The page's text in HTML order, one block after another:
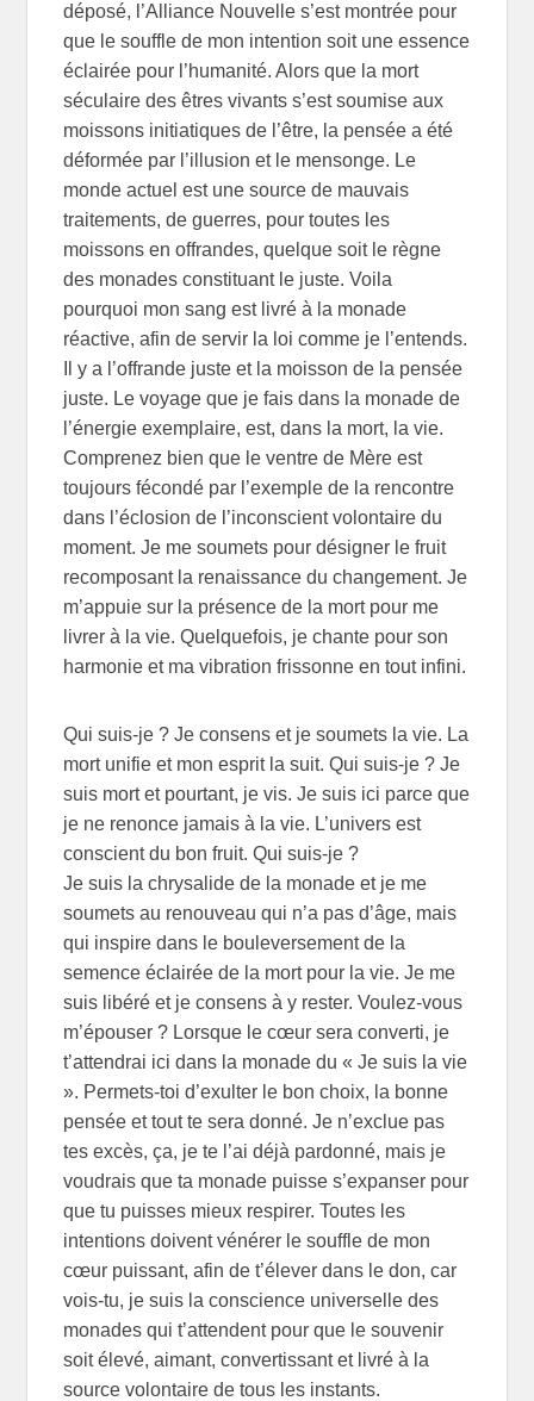
déposé, l’Alliance Nouvelle s’est montrée pour
que le souffle de mon intention soit une essence
éclairée pour l’humanité. Alors que la mort
séculaire des êtres vivants s’est soumise aux
moissons initiatiques de l’être, la pensée a été
déformée par l’illusion et le mensonge. Le
monde actuel est une source de mauvais
traitements, de guerres, pour toutes les
moissons en offrandes, quelque soit le règne
des monades constituant le juste. Voila
pourquoi mon sang est livré à la monade
réactive, afin de servir la loi comme je l’entends.
Il y a l’offrande juste et la moisson de la pensée
juste. Le voyage que je fais dans la monade de
l’énergie exemplaire, est, dans la mort, la vie.
Comprenez bien que le ventre de Mère est
toujours fécondé par l’exemple de la rencontre
dans l’éclosion de l’inconscient volontaire du
moment. Je me soumets pour désigner le fruit
recomposant la renaissance du changement. Je
m’appuie sur la présence de la mort pour me
livrer à la vie. Quelquefois, je chante pour son
harmonie et ma vibration frissonne en tout infini.
Qui suis-je ? Je consens et je soumets la vie. La
mort unifie et mon esprit la suit. Qui suis-je ? Je
suis mort et pourtant, je vis. Je suis ici parce que
je ne renonce jamais à la vie. L’univers est
conscient du bon fruit. Qui suis-je ?
Je suis la chrysalide de la monade et je me
soumets au renouveau qui n’a pas d’âge, mais
qui inspire dans le bouleversement de la
semence éclairée de la mort pour la vie. Je me
suis libéré et je consens à y rester. Voulez-vous
m’épouser ? Lorsque le cœur sera converti, je
t’attendrai ici dans la monade du « Je suis la vie
». Permets-toi d’exulter le bon choix, la bonne
pensée et tout te sera donné. Je n’exclue pas
tes excès, ça, je te l’ai déjà pardonné, mais je
voudrais que ta monade puisse s’expanser pour
que tu puisses mieux respirer. Toutes les
intentions doivent vénérer le souffle de mon
cœur puissant, afin de t’élever dans le don, car
vois-tu, je suis la conscience universelle des
monades qui t’attendent pour que le souvenir
soit élevé, aimant, convertissant et livré à la
source volontaire de tous les instants.